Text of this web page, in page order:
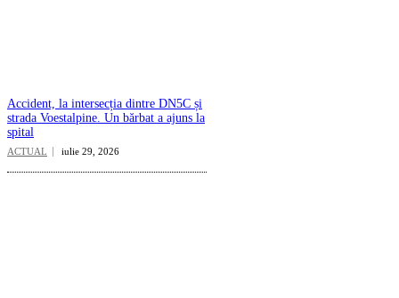
Accident, la intersecția dintre DN5C și
strada Voestalpine. Un bărbat a ajuns la
spital
ACTUAL iulie 29, 2026